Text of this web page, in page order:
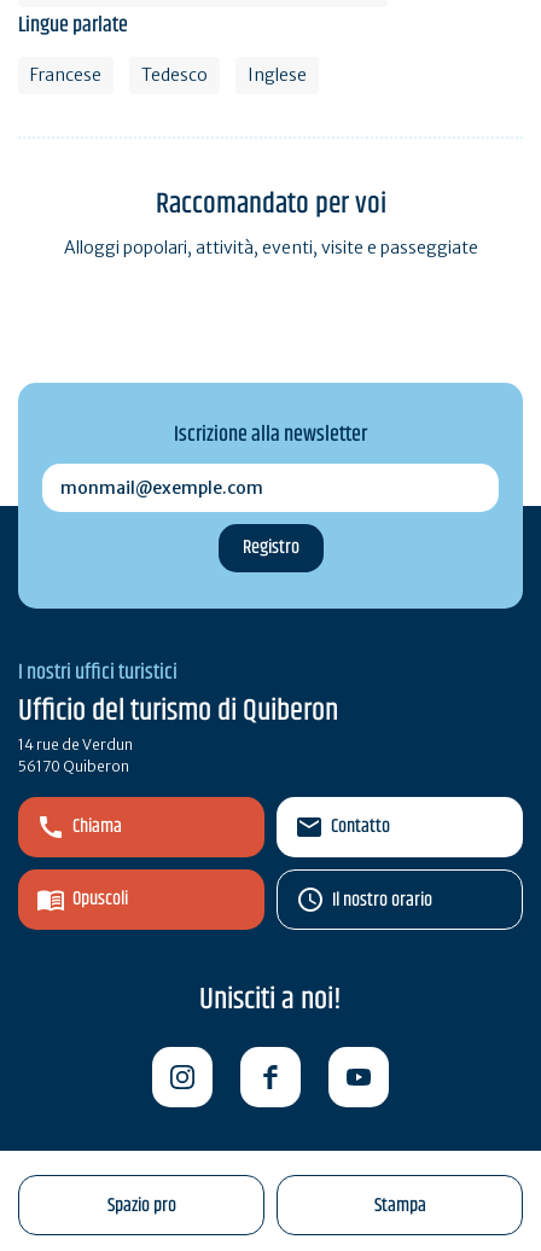
Lingue parlate
Francese Tedesco Inglese
Raccomandato per voi
Alloggi popolari, attività, eventi, visite e passeggiate
Iscrizione alla newsletter
monmail@exemple.com
I nostri uffici turistici
Ufficio del turismo di Quiberon
14 rue de Verdun
56170 Quiberon
Chiama
Opuscoli
Contatto
Il nostro orario
Unisciti a noi!
Spazio pro Stampa